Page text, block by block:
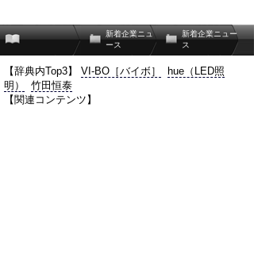
新着企業ニュ
ース
新着企業ニュー
ス
【辞典内Top3】 VI-BO［バイボ］
hue（LED照
明）
竹田恒泰
【関連コンテンツ】